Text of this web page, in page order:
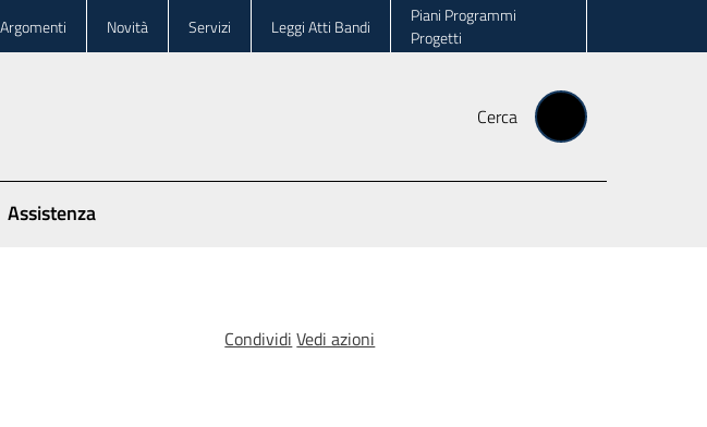
Argomenti Novità Servizi Leggi Atti Bandi
Piani Programmi
Progetti
Cerca
Assistenza
Condividi Vedi azioni